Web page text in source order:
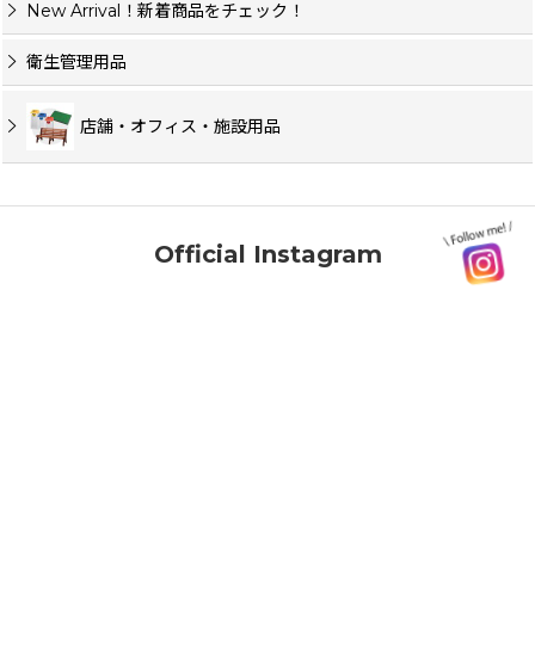
New Arrival！新着商品をチェック！
衛生管理用品
店舗・オフィス・施設用品
Official Instagram